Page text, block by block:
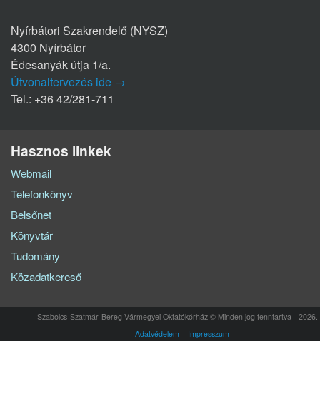
Nyírbátori Szakrendelő (NYSZ)
4300 Nyírbátor
Édesanyák útja 1/a.
Útvonaltervezés ide →
Tel.: +36 42/281-711
Hasznos linkek
Webmail
Telefonkönyv
Belsőnet
Könyvtár
Tudomány
Közadatkereső
Szabolcs-Szatmár-Bereg Vármegyei Oktatókórház © Minden jog fenntartva - 2026.
Adatvédelem
Impresszum